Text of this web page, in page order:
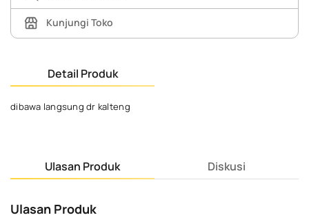
Kunjungi Toko
Detail Produk
dibawa langsung dr kalteng
Ulasan Produk Diskusi
Ulasan Produk